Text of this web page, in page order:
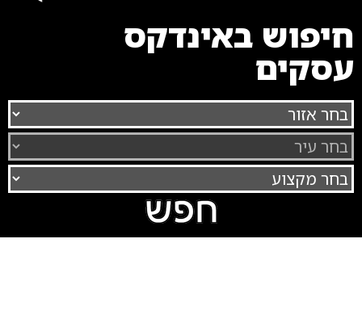
חיפוש באינדקס
עסקים